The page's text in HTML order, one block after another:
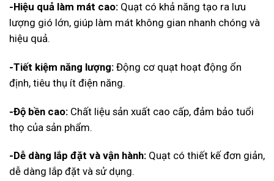
-Hiệu quả làm mát cao: Quạt có khả năng tạo ra lưu
lượng gió lớn, giúp làm mát không gian nhanh chóng và
hiệu quả.
-Tiết kiệm năng lượng: Động cơ quạt hoạt động ổn
định, tiêu thụ ít điện năng.
-Độ bền cao: Chất liệu sản xuất cao cấp, đảm bảo tuổi
thọ của sản phẩm.
-Dễ dàng lắp đặt và vận hành: Quạt có thiết kế đơn giản,
dễ dàng lắp đặt và sử dụng.